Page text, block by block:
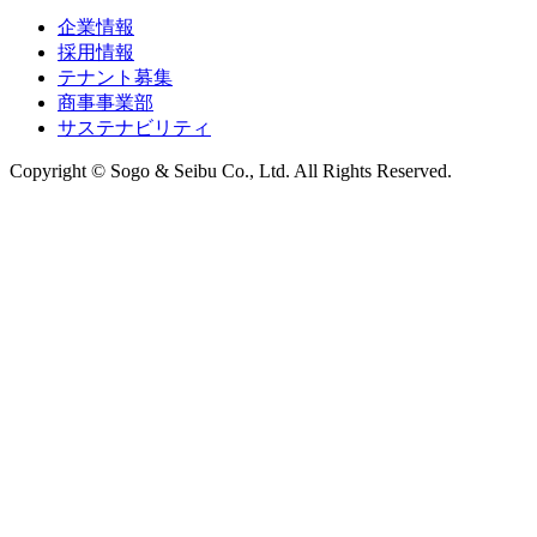
企業情報
採用情報
テナント募集
商事事業部
サステナビリティ
Copyright © Sogo & Seibu Co., Ltd. All Rights Reserved.